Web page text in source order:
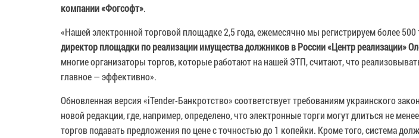
компании «Фогсофт».
«Нашей электронной торговой площадке 2,5 года, ежемесячно мы регистрируем более
директор площадки по реализации имущества должников в России «Центр реализации»
многие организаторы торгов, которые работают на нашей ЭТП, считают, что
главное — эффективно».
Обновленная версия «iTender-Банкротство» соответствует требованиям украинского
новой редакции, где, например, определено, что электронные торги могут длиться не
торгов подавать предложения по цене с точностью до 1 копейки. Кроме того, система